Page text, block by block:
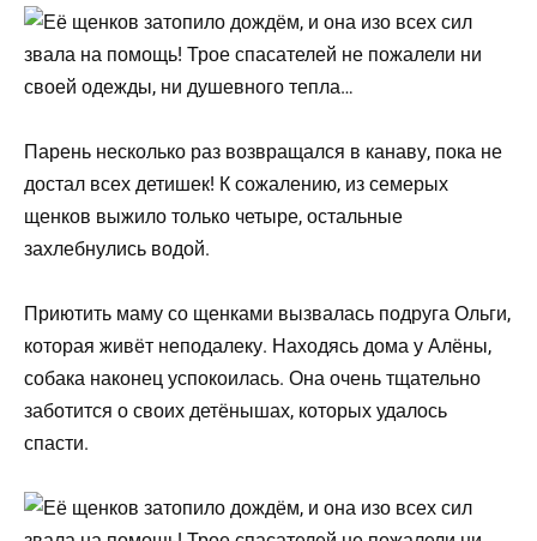
Парень несколько раз возвращался в канаву, пока не
достал всех детишек! К сожалению, из семерых
щенков выжило только четыре, остальные
захлебнулись водой.
Приютить маму со щенками вызвалась подруга Ольги,
которая живёт неподалеку. Находясь дома у Алёны,
собака наконец успокоилась. Она очень тщательно
заботится о своих детёнышах, которых удалось
спасти.